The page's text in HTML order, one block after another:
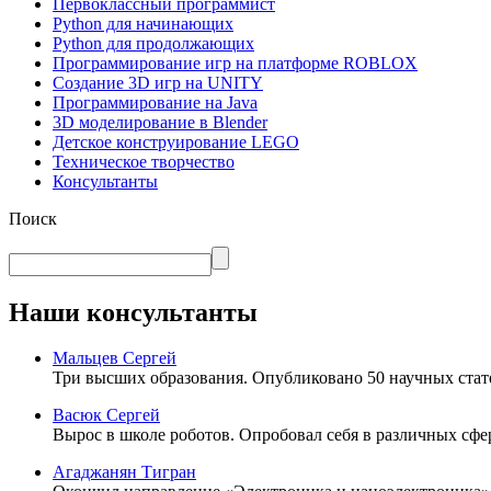
Python для начинающих
Python для продолжающих
Программирование игр на платформе ROBLOX
Создание 3D игр на UNITY
Программирование на Java
3D моделирование в Blender
Детское конструирование LEGO
Техническое творчество
Консультанты
Поиск
Наши консультанты
Мальцев Сергей
Три высших образования. Опубликовано 50 научных
Васюк Сергей
Вырос в школе роботов. Опробовал себя в различных
Агаджанян Тигран